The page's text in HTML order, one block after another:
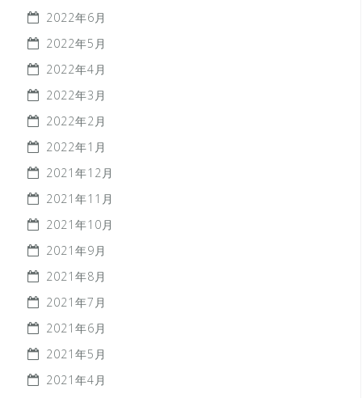
2022年6月
2022年5月
2022年4月
2022年3月
2022年2月
2022年1月
2021年12月
2021年11月
2021年10月
2021年9月
2021年8月
2021年7月
2021年6月
2021年5月
2021年4月